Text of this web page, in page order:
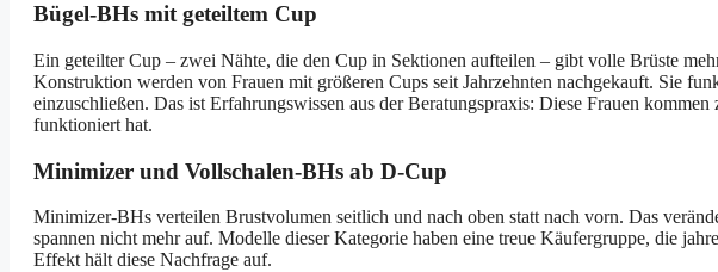
Bügel-BHs mit geteiltem Cup
Ein geteilter Cup – zwei Nähte, die den Cup in Sektionen aufteilen – gibt volle Brüste
Konstruktion werden von Frauen mit größeren Cups seit Jahrzehnten nachgekauft. Sie
einzuschließen. Das ist Erfahrungswissen aus der Beratungspraxis: Diese Frauen
funktioniert hat.
Minimizer und Vollschalen-BHs ab D-Cup
Minimizer-BHs verteilen Brustvolumen seitlich und nach oben statt nach vorn. Das
spannen nicht mehr auf. Modelle dieser Kategorie haben eine treue Käufergruppe, die
Effekt hält diese Nachfrage auf.